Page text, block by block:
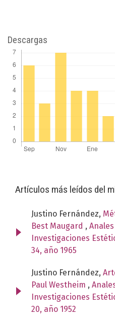
Descargas
Artículos más leídos del
Justino Fernández,
Best Maugard ,
Investigaciones
34, año 1965
Justino Fernández,
Paul Westheim ,
Investigaciones
20, año 1952